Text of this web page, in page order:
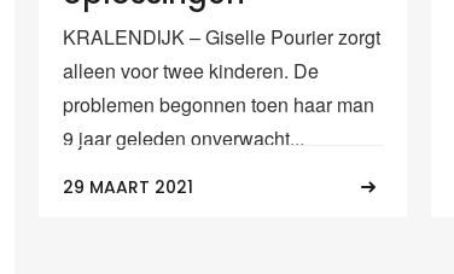
KRALENDIJK – Giselle Pourier zorgt
alleen voor twee kinderen. De
problemen begonnen toen haar man
9 jaar geleden onverwacht...
29 MAART 2021